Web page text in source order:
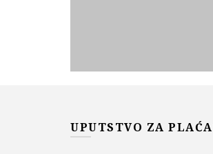
UPUTSTVO ZA